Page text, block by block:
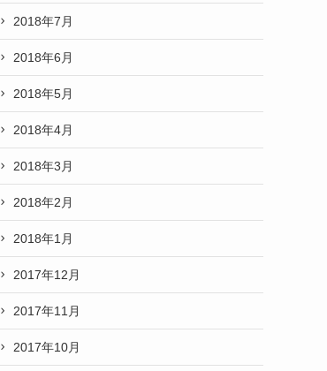
2018年7月
2018年6月
2018年5月
2018年4月
2018年3月
2018年2月
2018年1月
2017年12月
2017年11月
2017年10月